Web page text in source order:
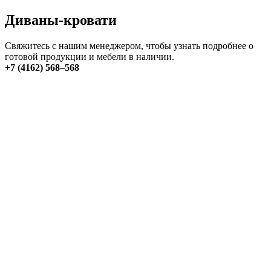
Диваны-кровати
Свяжитесь с нашим менеджером, чтобы узнать подробнее о
готовой продукции и мебели в наличии.
+7 (4162) 568–568